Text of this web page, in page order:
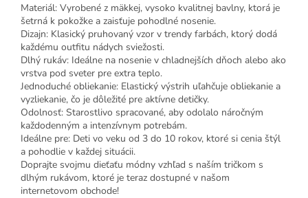
Materiál: Vyrobené z mäkkej, vysoko kvalitnej bavlny, ktorá je
šetrná k pokožke a zaisťuje pohodlné nosenie.
Dizajn: Klasický pruhovaný vzor v trendy farbách, ktorý dodá
každému outfitu nádych sviežosti.
Dlhý rukáv: Ideálne na nosenie v chladnejších dňoch alebo ako
vrstva pod sveter pre extra teplo.
Jednoduché obliekanie: Elastický výstrih uľahčuje obliekanie a
vyzliekanie, čo je dôležité pre aktívne detičky.
Odolnosť: Starostlivo spracované, aby odolalo náročným
každodenným a intenzívnym potrebám.
Ideálne pre: Deti vo veku od 3 do 10 rokov, ktoré si cenia štýl
a pohodlie v každej situácii.
Doprajte svojmu dieťaťu módny vzhľad s naším tričkom s
dlhým rukávom, ktoré je teraz dostupné v našom
internetovom obchode!